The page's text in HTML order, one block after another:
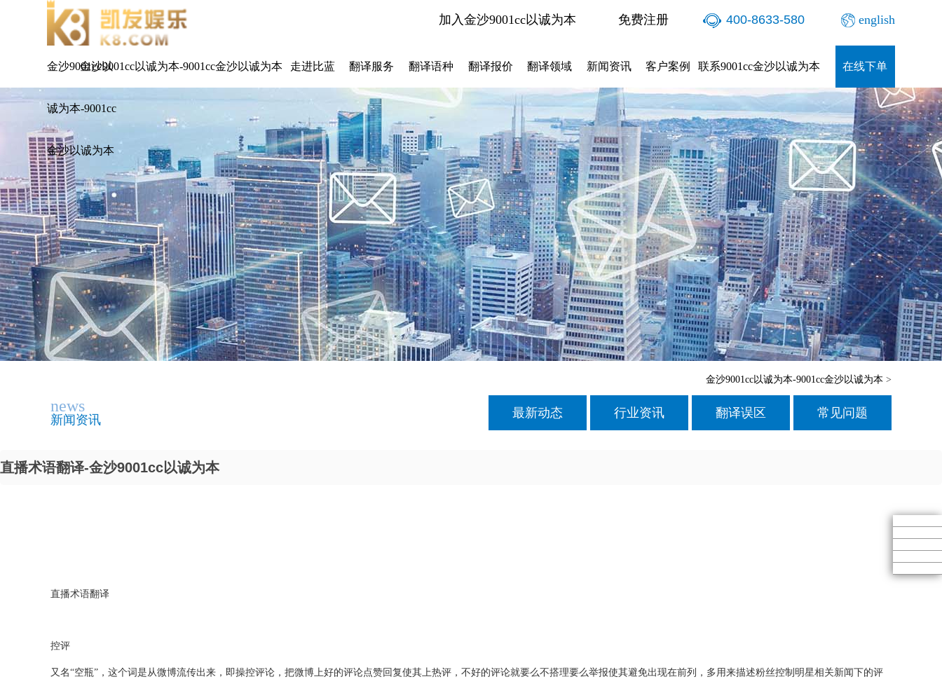
加入金沙9001cc以诚为本 免费注册 400-8633-580 english
金沙9001cc以
诚为本-9001cc
金沙以诚为本
金沙9001cc以诚为本-9001cc金沙以诚为本 走进比蓝 翻译服务 翻译语种 翻译报价 翻译领域 新闻资讯 客户案例 联系9001cc金沙以诚为本 在线下单
金沙9001cc以诚为本-9001cc金沙以诚为本 >
news
新闻资讯 最新动态 行业资讯 翻译误区 常见问题
直播术语翻译-金沙9001cc以诚为本
直播术语翻译
控评
又名“空瓶”，这个词是从微博流传出来，即操控评论，把微博上好的评论点赞回复使其上热评，不好的评论就要么不搭理要么举报使其避免出现在前列，多用来描述粉丝控制明星相关新闻下的评